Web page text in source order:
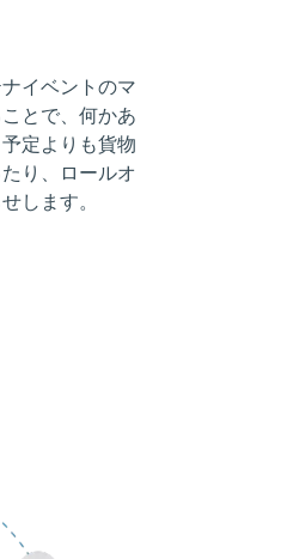
イベントのマ
とで、何かあ
定よりも貨物
り、ロールオ
します。